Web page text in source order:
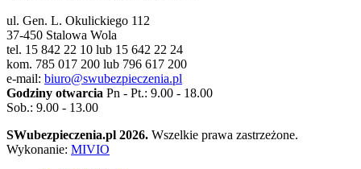
ul. Gen. L. Okulickiego 112
37-450 Stalowa Wola
tel. 15 842 22 10 lub 15 642 22 24
kom. 785 017 200 lub 796 617 200
e-mail: biuro@swubezpieczenia.pl
Godziny otwarcia Pn - Pt.: 9.00 - 18.00
Sob.: 9.00 - 13.00
SWubezpieczenia.pl 2026. Wszelkie prawa zastrzeżone.
Wykonanie: MIVIO